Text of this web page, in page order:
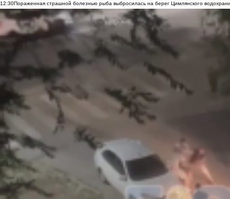
12:30Пораженная страшной болезнью рыба выбросилась на берег Цимлянского